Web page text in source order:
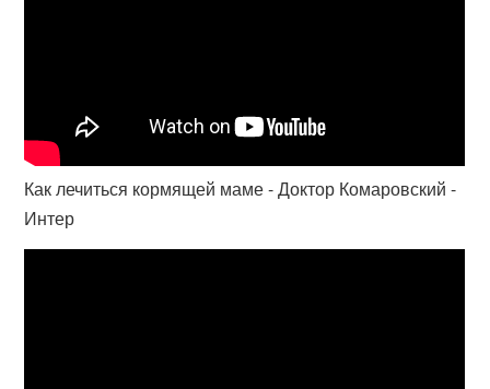
Как лечиться кормящей маме - Доктор Комаровский -
Интер